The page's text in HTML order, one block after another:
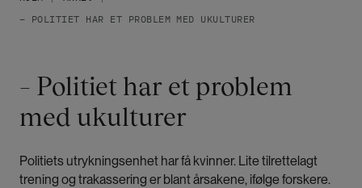
m
a
a
s
– POLITIET HAR ET PROBLEM MED UKULTURER
– Politiet har et problem
med ukulturer
Politiets utrykningsenhet har få kvinner. Lite tilrettelagt
trening og trakassering er blant årsakene, ifølge forskere.